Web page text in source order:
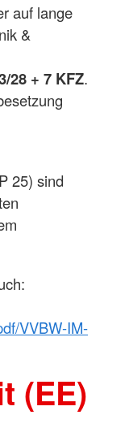
auf lange
&
28 + 7 KFZ.
25) sind
VVBW-IM-
(EE)